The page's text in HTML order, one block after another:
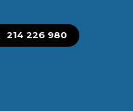
214 226 980